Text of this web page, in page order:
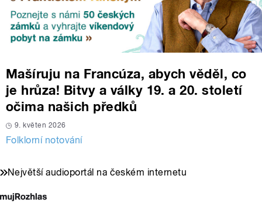
Mašíruju na Francúza, abych věděl, co
je hrůza! Bitvy a války 19. a 20. století
očima našich předků
9. květen 2026
Folklorní notování
Největší audioportál na českém internetu